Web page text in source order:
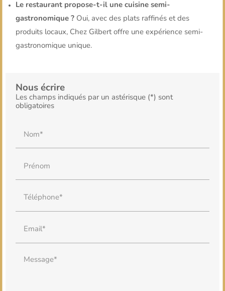
Le restaurant propose-t-il une cuisine semi-
gastronomique ? Oui, avec des plats raffinés et des
produits locaux, Chez Gilbert offre une expérience semi-
gastronomique unique.
Nous écrire
Les champs indiqués par un astérisque (*) sont
obligatoires
Nom*
Prénom
Téléphone*
Email*
Message*